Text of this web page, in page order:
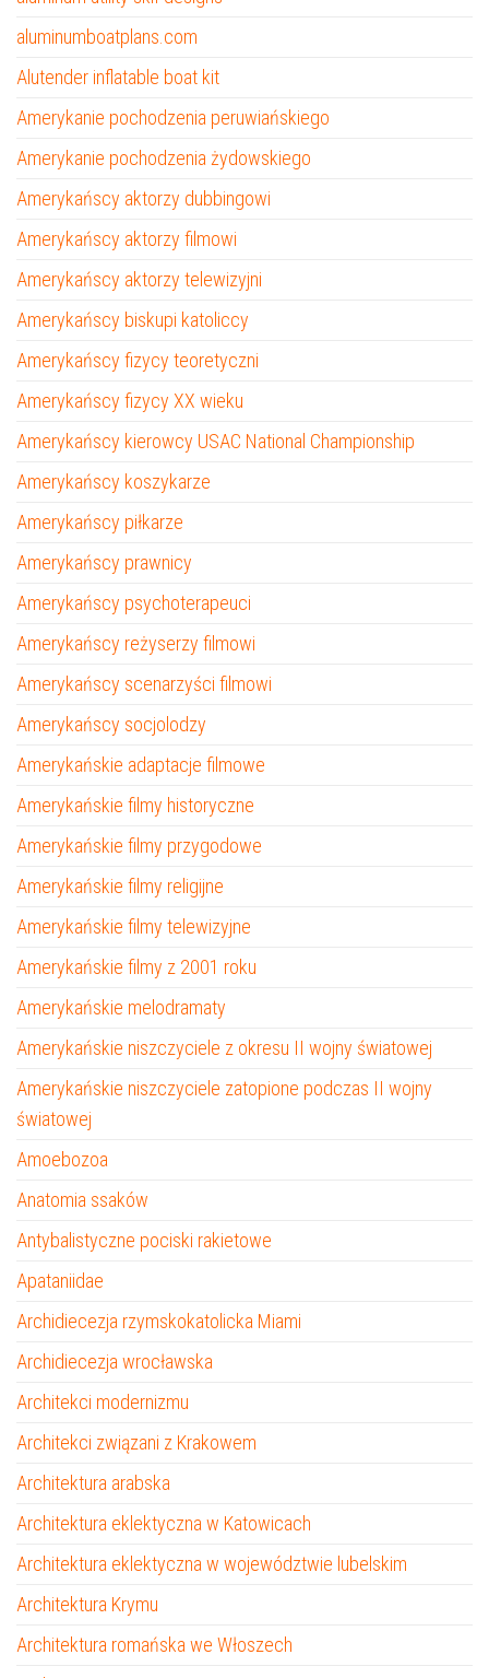
aluminumboatplans.com
Alutender inflatable boat kit
Amerykanie pochodzenia peruwiańskiego
Amerykanie pochodzenia żydowskiego
Amerykańscy aktorzy dubbingowi
Amerykańscy aktorzy filmowi
Amerykańscy aktorzy telewizyjni
Amerykańscy biskupi katoliccy
Amerykańscy fizycy teoretyczni
Amerykańscy fizycy XX wieku
Amerykańscy kierowcy USAC National Championship
Amerykańscy koszykarze
Amerykańscy piłkarze
Amerykańscy prawnicy
Amerykańscy psychoterapeuci
Amerykańscy reżyserzy filmowi
Amerykańscy scenarzyści filmowi
Amerykańscy socjolodzy
Amerykańskie adaptacje filmowe
Amerykańskie filmy historyczne
Amerykańskie filmy przygodowe
Amerykańskie filmy religijne
Amerykańskie filmy telewizyjne
Amerykańskie filmy z 2001 roku
Amerykańskie melodramaty
Amerykańskie niszczyciele z okresu II wojny światowej
Amerykańskie niszczyciele zatopione podczas II wojny
światowej
Amoebozoa
Anatomia ssaków
Antybalistyczne pociski rakietowe
Apataniidae
Archidiecezja rzymskokatolicka Miami
Archidiecezja wrocławska
Architekci modernizmu
Architekci związani z Krakowem
Architektura arabska
Architektura eklektyczna w Katowicach
Architektura eklektyczna w województwie lubelskim
Architektura Krymu
Architektura romańska we Włoszech